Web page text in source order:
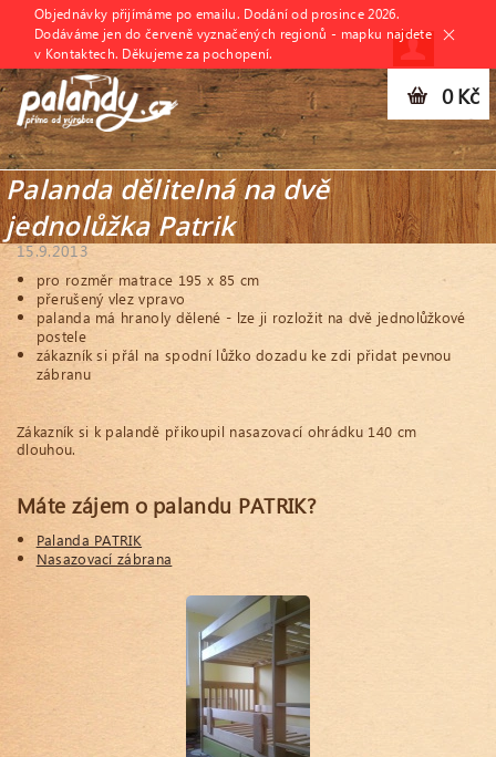
Objednávky přijímáme po emailu. Dodání od prosince 2026.
Dodáváme jen do červeně vyznačených regionů - mapku najdete
v Kontaktech. Děkujeme za pochopení.
0 Kč
Palanda dělitelná na dvě
jednolůžka Patrik
15.9.2013
pro rozměr matrace 195 x 85 cm
přerušený vlez vpravo
palanda má hranoly dělené - lze ji rozložit na dvě jednolůžkové
postele
zákazník si přál na spodní lůžko dozadu ke zdi přidat pevnou
zábranu
Zákazník si k palandě přikoupil nasazovací ohrádku 140 cm
dlouhou.
Máte zájem o palandu PATRIK?
Palanda PATRIK
Nasazovací zábrana